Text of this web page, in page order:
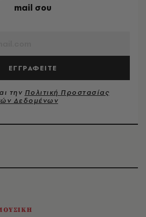
mail σου
ΕΓΓΡΑΦΕΙΤΕ
την Πολιτική Προστασίας
Δεδομένων